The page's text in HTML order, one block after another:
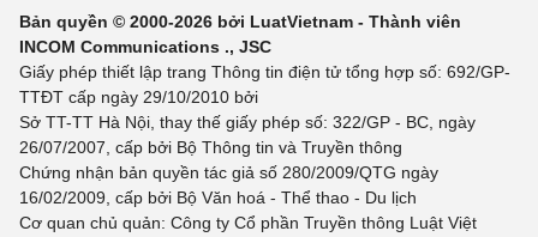
Bản quyền © 2000-2026 bởi LuatVietnam - Thành viên
INCOM Communications ., JSC
Giấy phép thiết lập trang Thông tin điện tử tổng hợp số: 692/GP-
TTĐT cấp ngày 29/10/2010 bởi
Sở TT-TT Hà Nội, thay thế giấy phép số: 322/GP - BC, ngày
26/07/2007, cấp bởi Bộ Thông tin và Truyền thông
Chứng nhận bản quyền tác giả số 280/2009/QTG ngày
16/02/2009, cấp bởi Bộ Văn hoá - Thể thao - Du lịch
Cơ quan chủ quản: Công ty Cổ phần Truyền thông Luật Việt